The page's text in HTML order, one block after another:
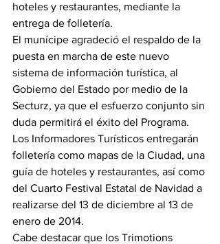
hoteles y restaurantes, mediante la
entrega de folletería.
El munícipe agradeció el respaldo de la
puesta en marcha de este nuevo
sistema de información turística, al
Gobierno del Estado por medio de la
Secturz, ya que el esfuerzo conjunto sin
duda permitirá el éxito del Programa.
Los Informadores Turísticos entregarán
folletería como mapas de la Ciudad, una
guía de hoteles y restaurantes, así como
del Cuarto Festival Estatal de Navidad a
realizarse del 13 de diciembre al 13 de
enero de 2014.
Cabe destacar que los Trimotions